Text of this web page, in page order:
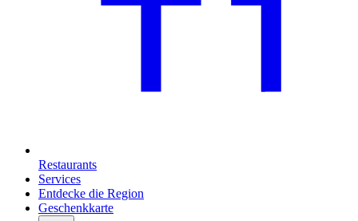
Restaurants
Services
Entdecke die Region
Geschenkkarte